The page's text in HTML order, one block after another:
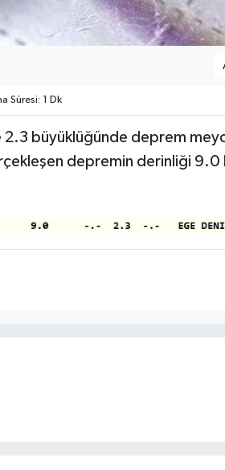
Süresi: 1 Dk
2.3 büyüklüğünde deprem
depremin derinliği 9.0